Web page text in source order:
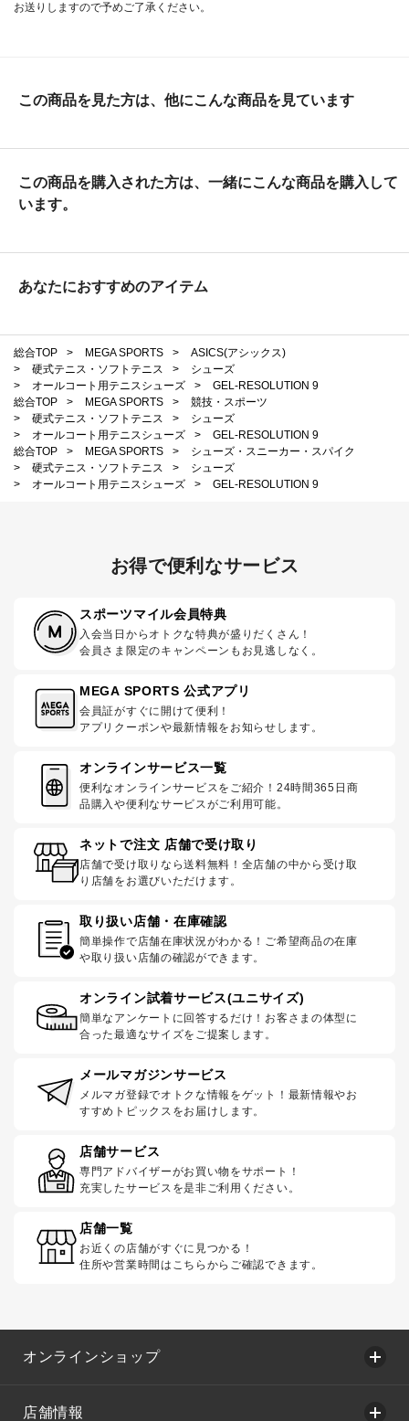
お送りしますので予めご了承ください。
この商品を見た方は、他にこんな商品を見ています
この商品を購入された方は、一緒にこんな商品を購入して
います。
あなたにおすすめのアイテム
総合TOP > MEGA SPORTS >
ASICS(アシックス)
>
硬式テニス・ソフトテニス >
シューズ
>
オールコート用テニスシューズ >
GEL-RESOLUTION 9
総合TOP
> MEGA SPORTS >
競技・スポーツ
>
硬式テニス・ソフトテニス >
シューズ
>
オールコート用テニスシューズ >
GEL-RESOLUTION 9
総合TOP
> MEGA SPORTS >
シューズ・スニーカー・スパイク
>
硬式テニス・ソフトテニス >
シューズ
>
オールコート用テニスシューズ > GEL-RESOLUTION 9
お得で便利なサービス
スポーツマイル会員特典
入会当日からオトクな特典が盛りだくさん！
会員さま限定のキャンペーンもお見逃しなく。
MEGA SPORTS 公式アプリ
会員証がすぐに開けて便利！
アプリクーポンや最新情報をお知らせします。
オンラインサービス一覧
便利なオンラインサービスをご紹介！24時間365日商
品購入や便利なサービスがご利用可能。
ネットで注文 店舗で受け取り
店舗で受け取りなら送料無料！全店舗の中から受け取
り店舗をお選びいただけます。
取り扱い店舗・在庫確認
簡単操作で店舗在庫状況がわかる！ご希望商品の在庫
や取り扱い店舗の確認ができます。
オンライン試着サービス(ユニサイズ)
簡単なアンケートに回答するだけ！お客さまの体型に
合った最適なサイズをご提案します。
メールマガジンサービス
メルマガ登録でオトクな情報をゲット！最新情報やお
すすめトピックスをお届けします。
店舗サービス
専門アドバイザーがお買い物をサポート！
充実したサービスを是非ご利用ください。
店舗一覧
お近くの店舗がすぐに見つかる！
住所や営業時間はこちらからご確認できます。
オンラインショップ
店舗情報